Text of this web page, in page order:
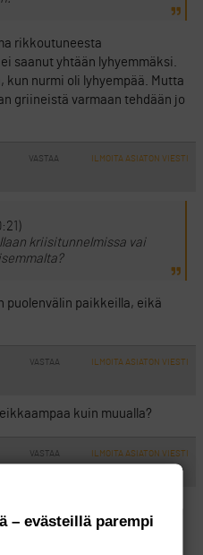
rikkoutuneesta
saanut yhtään lyhyemmäksi.
kun nurmi oli lyhyempää. Mutta
griineistä varmaan tehdään jo
VASTAA ILMOITA ASIATON VIESTI
kriisitunnelmissa vai
puolenvälin paikkeilla, eikä
VASTAA ILMOITA ASIATON VIESTI
kuin muualla?
VASTAA ILMOITA ASIATON VIESTI
niin alkuun ei
nyt kun kautta on jonkin
tuo on. Ja ei
– evästeillä parempi